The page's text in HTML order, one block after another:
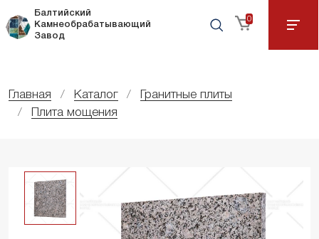
Балтийский
Камнеобрабатывающий
Завод
0
Главная Каталог
Гранитные плиты
Плита мощения